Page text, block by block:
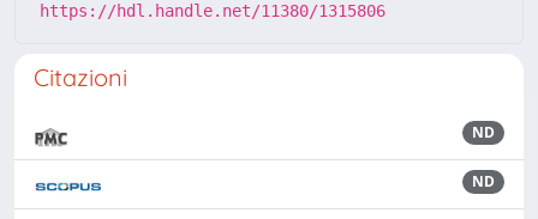
https://hdl.handle.net/11380/1315806
Citazioni
ND
ND